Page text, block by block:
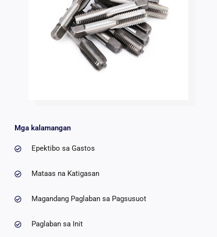
Mga kalamangan
Epektibo sa Gastos
Mataas na Katigasan
Magandang Paglaban sa Pagsusuot
Paglaban sa Init